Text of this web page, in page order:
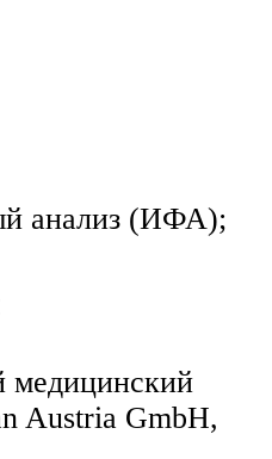
анализ (ИФА);
Austria GmbH,